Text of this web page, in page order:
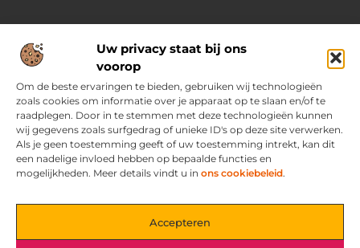
Uw privacy staat bij ons
voorop
Om de beste ervaringen te bieden, gebruiken wij technologieën
zoals cookies om informatie over je apparaat op te slaan en/of te
raadplegen. Door in te stemmen met deze technologieën kunnen
wij gegevens zoals surfgedrag of unieke ID's op deze site verwerken.
Als je geen toestemming geeft of uw toestemming intrekt, kan dit
een nadelige invloed hebben op bepaalde functies en
mogelijkheden. Meer details vindt u in ons cookiebeleid.
Accepteren
Over Ozoleukekleding.nl
Jouw inspiratiebron voor stijlvolle en praktische modetips
Laat je verrassen door onze gevarieerde blogs vol trends,
kledingadvies en creatieve ideeën. Ontdek hoe je met slimme
tips en originele inspiratie elke dag met flair en zelfvertrouwen
voor de dag komt.
Main Links
Bericht categorie